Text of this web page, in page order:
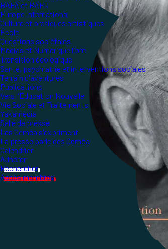
BAFA et BAFD
Europe international
Culture et pratiques artistiques
École
Questions sociétales
Médias et Numérique libre
Transition écologique
Santé, psychiatrie et interventions sociales
Terrain d'aventures
Publications
Vers l'Éducation Nouvelle
Vie Sociale et Traitements
Yakamedia
Salle de presse
Les Ceméa s'expriment
La presse parle des Ceméa
Calendrier
Adhérer
Rechercher
Accès membres